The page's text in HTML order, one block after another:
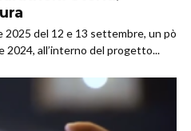
2025 del 12 e 13 settembre, un pò
all’interno del progetto...